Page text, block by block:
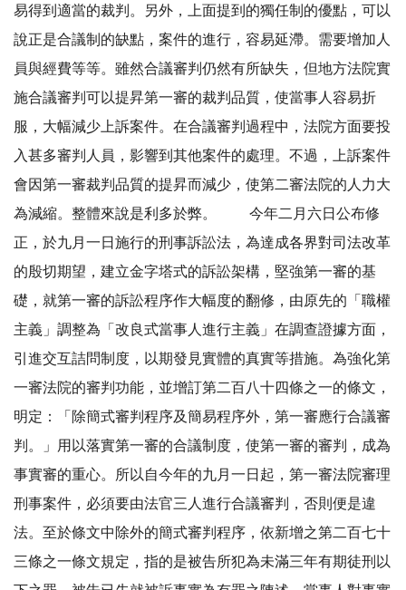
易得到適當的裁判。另外，上面提到的獨任制的優點，可以
說正是合議制的缺點，案件的進行，容易延滯。需要增加人
員與經費等等。雖然合議審判仍然有所缺失，但地方法院實
施合議審判可以提昇第一審的裁判品質，使當事人容易折
服，大幅減少上訴案件。在合議審判過程中，法院方面要投
入甚多審判人員，影響到其他案件的處理。不過，上訴案件
會因第一審裁判品質的提昇而減少，使第二審法院的人力大
為減縮。整體來說是利多於弊。 今年二月六日公布修
正，於九月一日施行的刑事訴訟法，為達成各界對司法改革
的殷切期望，建立金字塔式的訴訟架構，堅強第一審的基
礎，就第一審的訴訟程序作大幅度的翻修，由原先的「職權
主義」調整為「改良式當事人進行主義」在調查證據方面，
引進交互詰問制度，以期發見實體的真實等措施。為強化第
一審法院的審判功能，並增訂第二百八十四條之一的條文，
明定：「除簡式審判程序及簡易程序外，第一審應行合議審
判。」用以落實第一審的合議制度，使第一審的審判，成為
事實審的重心。所以自今年的九月一日起，第一審法院審理
刑事案件，必須要由法官三人進行合議審判，否則便是違
法。至於條文中除外的簡式審判程序，依新增之第二百七十
三條之一條文規定，指的是被告所犯為未滿三年有期徒刑以